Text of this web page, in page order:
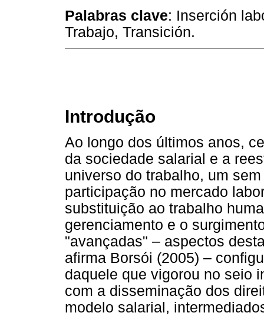
Palabras clave: Inserción
Trabajo, Transición.
Introdução
Ao longo dos últimos anos,
da sociedade salarial e a
universo do trabalho, um
participação no mercado
substituição ao trabalho
gerenciamento e o
"avançadas" – aspectos
afirma Borsói (2005) –
daquele que vigorou no seio
com a disseminação dos
modelo salarial,